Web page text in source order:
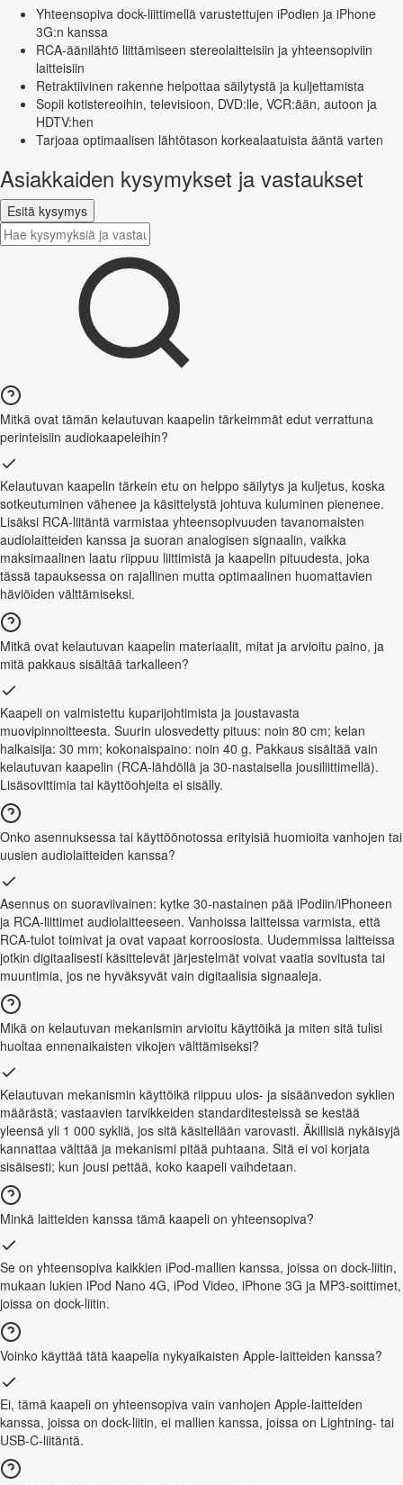
Yhteensopiva dock-liittimellä varustettujen iPodien ja iPhone
3G:n kanssa
RCA-äänilähtö liittämiseen stereolaitteisiin ja yhteensopiviin
laitteisiin
Retraktiivinen rakenne helpottaa säilytystä ja kuljettamista
Sopii kotistereoihin, televisioon, DVD:lle, VCR:ään, autoon ja
HDTV:hen
Tarjoaa optimaalisen lähtötason korkealaatuista ääntä varten
Asiakkaiden kysymykset ja vastaukset
Esitä kysymys
Mitkä ovat tämän kelautuvan kaapelin tärkeimmät edut verrattuna
perinteisiin audiokaapeleihin?
Kelautuvan kaapelin tärkein etu on helppo säilytys ja kuljetus, koska
sotkeutuminen vähenee ja käsittelystä johtuva kuluminen pienenee.
Lisäksi RCA-liitäntä varmistaa yhteensopivuuden tavanomaisten
audiolaitteiden kanssa ja suoran analogisen signaalin, vaikka
maksimaalinen laatu riippuu liittimistä ja kaapelin pituudesta, joka
tässä tapauksessa on rajallinen mutta optimaalinen huomattavien
häviöiden välttämiseksi.
Mitkä ovat kelautuvan kaapelin materiaalit, mitat ja arvioitu paino, ja
mitä pakkaus sisältää tarkalleen?
Kaapeli on valmistettu kuparijohtimista ja joustavasta
muovipinnoitteesta. Suurin ulosvedetty pituus: noin 80 cm; kelan
halkaisija: 30 mm; kokonaispaino: noin 40 g. Pakkaus sisältää vain
kelautuvan kaapelin (RCA-lähdöllä ja 30-nastaisella jousiliittimellä).
Lisäsovittimia tai käyttöohjeita ei sisälly.
Onko asennuksessa tai käyttöönotossa erityisiä huomioita vanhojen tai
uusien audiolaitteiden kanssa?
Asennus on suoraviivainen: kytke 30-nastainen pää iPodiin/iPhoneen
ja RCA-liittimet audiolaitteeseen. Vanhoissa laitteissa varmista, että
RCA-tulot toimivat ja ovat vapaat korroosiosta. Uudemmissa laitteissa
jotkin digitaalisesti käsittelevät järjestelmät voivat vaatia sovitusta tai
muuntimia, jos ne hyväksyvät vain digitaalisia signaaleja.
Mikä on kelautuvan mekanismin arvioitu käyttöikä ja miten sitä tulisi
huoltaa ennenaikaisten vikojen välttämiseksi?
Kelautuvan mekanismin käyttöikä riippuu ulos- ja sisäänvedon syklien
määrästä; vastaavien tarvikkeiden standarditesteissä se kestää
yleensä yli 1 000 sykliä, jos sitä käsitellään varovasti. Äkillisiä nykäisyjä
kannattaa välttää ja mekanismi pitää puhtaana. Sitä ei voi korjata
sisäisesti; kun jousi pettää, koko kaapeli vaihdetaan.
Minkä laitteiden kanssa tämä kaapeli on yhteensopiva?
Se on yhteensopiva kaikkien iPod-mallien kanssa, joissa on dock-liitin,
mukaan lukien iPod Nano 4G, iPod Video, iPhone 3G ja MP3-soittimet,
joissa on dock-liitin.
Voinko käyttää tätä kaapelia nykyaikaisten Apple-laitteiden kanssa?
Ei, tämä kaapeli on yhteensopiva vain vanhojen Apple-laitteiden
kanssa, joissa on dock-liitin, ei mallien kanssa, joissa on Lightning- tai
USB-C-liitäntä.